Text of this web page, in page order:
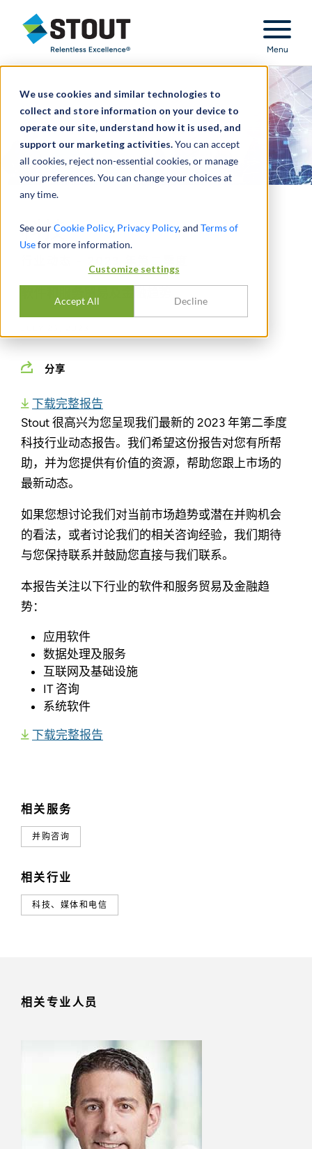
We use cookies and similar technologies to
collect and store information on your device to
operate our site, understand how it is used, and
support our marketing activities.You can accept
all cookies, reject non-essential cookies, or manage
your preferences. You can change your choices at
any time.
See ourCookie Policy, Privacy Policy, and Terms of
Usefor more information.
Customize settings
Accept All Decline
Stout Relentless Excellence
Menu
相关服务
并购咨询
相关行业
科技、媒体和电信
科技
分享
下载完整报告
Stout 很高兴为您呈现我们最新的 2023 年第二季度
科技行业动态报告。我们希望这份报告对您有所帮
助，并为您提供有价值的资源，帮助您跟上市场的
最新动态。
如果您想讨论我们对当前市场趋势或潜在并购机会
的看法，或者讨论我们的相关咨询经验，我们期待
与您保持联系并鼓励您直接与我们联系。
本报告关注以下行业的软件和服务贸易及金融趋
势：
应用软件
数据处理及服务
互联网及基础设施
IT 咨询
系统软件
下载完整报告
相关专业人员